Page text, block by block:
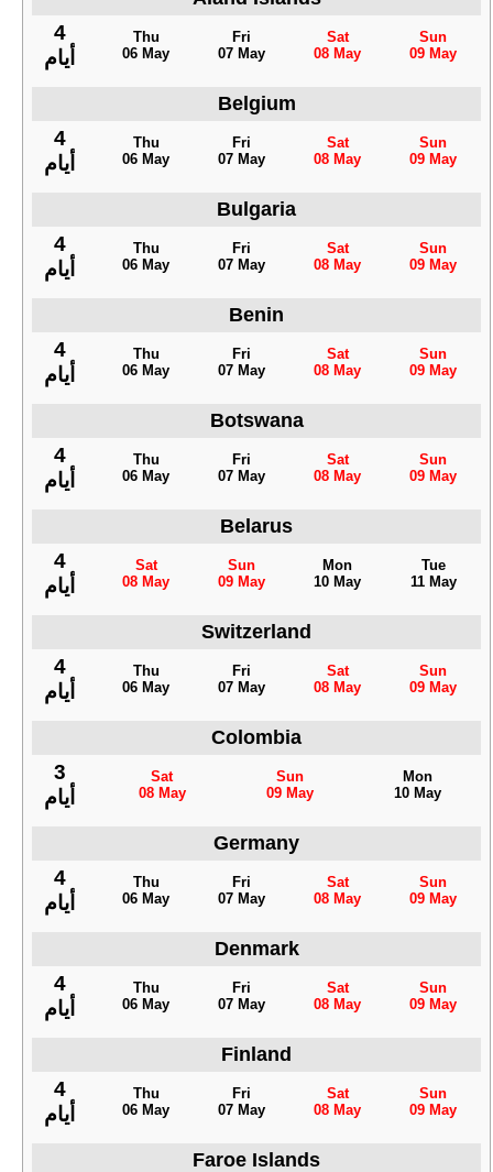
4
أيام
Thu
06 May
Fri
07 May
Sat
08 May
Sun
09 May
Belgium
4
أيام
Thu
06 May
Fri
07 May
Sat
08 May
Sun
09 May
Bulgaria
4
أيام
Thu
06 May
Fri
07 May
Sat
08 May
Sun
09 May
Benin
4
أيام
Thu
06 May
Fri
07 May
Sat
08 May
Sun
09 May
Botswana
4
أيام
Thu
06 May
Fri
07 May
Sat
08 May
Sun
09 May
Belarus
4
أيام
Sat
08 May
Sun
09 May
Mon
10 May
Tue
11 May
Switzerland
4
أيام
Thu
06 May
Fri
07 May
Sat
08 May
Sun
09 May
Colombia
3
أيام
Sat
08 May
Sun
09 May
Mon
10 May
Germany
4
أيام
Thu
06 May
Fri
07 May
Sat
08 May
Sun
09 May
Denmark
4
أيام
Thu
06 May
Fri
07 May
Sat
08 May
Sun
09 May
Finland
4
أيام
Thu
06 May
Fri
07 May
Sat
08 May
Sun
09 May
Faroe Islands